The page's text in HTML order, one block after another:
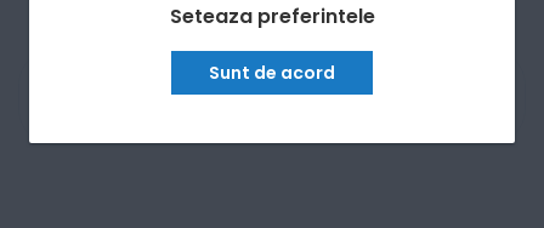
Seteaza preferintele
Sunt de acord
Am nevoie de ajutor